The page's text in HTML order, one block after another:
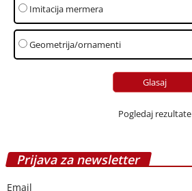
Imitacija mermera
Geometrija/ornamenti
Pogledaj rezultate
Prijava za newsletter
Email